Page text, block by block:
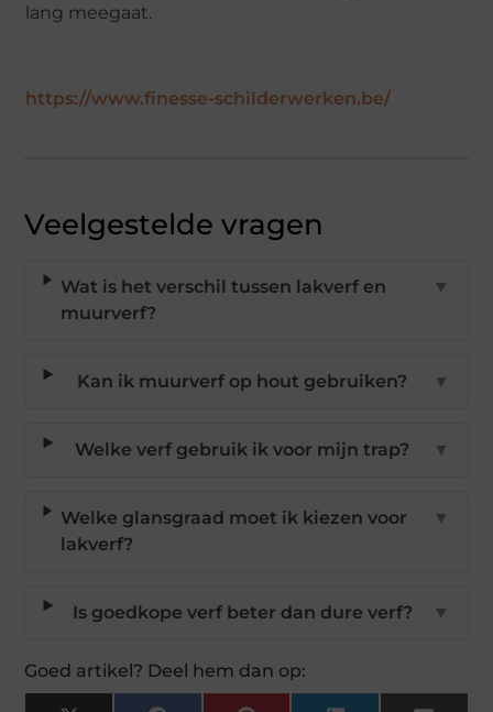
lang meegaat.
https://www.finesse-schilderwerken.be/
Veelgestelde vragen
Wat is het verschil tussen lakverf en
muurverf?
▼
Kan ik muurverf op hout gebruiken? ▼
Welke verf gebruik ik voor mijn trap? ▼
Welke glansgraad moet ik kiezen voor
lakverf?
▼
Is goedkope verf beter dan dure verf? ▼
Goed artikel? Deel hem dan op: